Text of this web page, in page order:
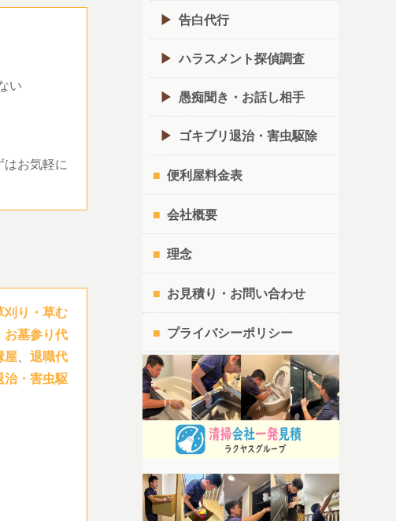
い
お気軽に
刈り・草む
お墓参り代
屋、 退職代
治・害虫駆
告白代行
ハラスメント探偵調査
愚痴聞き・お話し相手
ゴキブリ退治・害虫駆除
便利屋料金表
会社概要
理念
お見積り・お問い合わせ
プライバシーポリシー